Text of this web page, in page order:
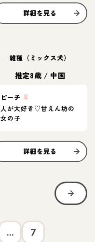
詳細を見る
雑種（ミックス犬）
推定8歳 / 中国
ピーチ ♀
人が大好き♡甘えん坊の
女の子
詳細を見る
... 7